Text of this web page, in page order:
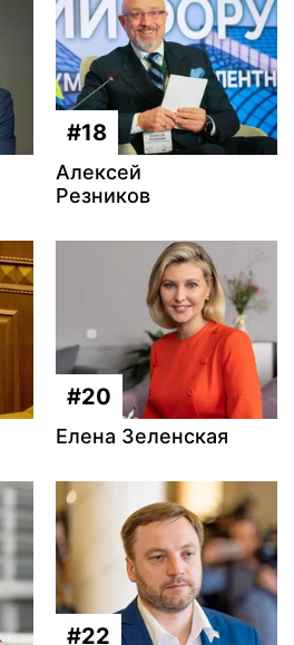
#18
Алексей
Резников
#20
Елена Зеленская
#22